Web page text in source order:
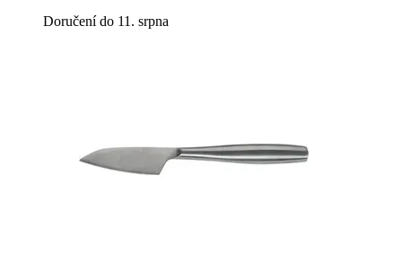
Doručení do 11. srpna